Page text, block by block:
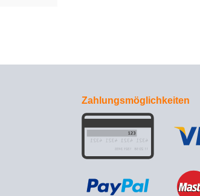
Zahlungsmöglichkeiten